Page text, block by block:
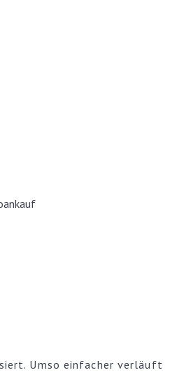
Umso einfacher verläuft